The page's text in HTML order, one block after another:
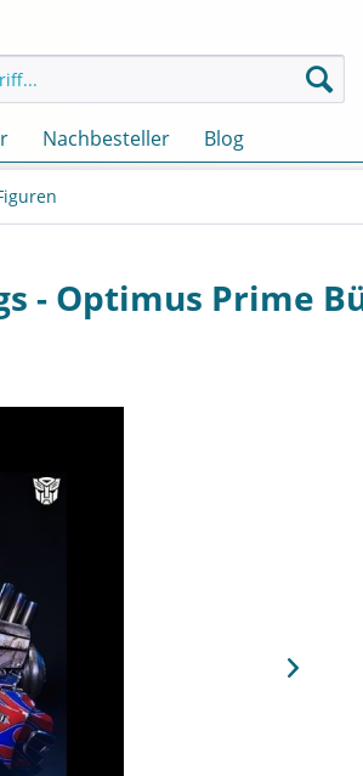
Nachbesteller Blog
- Optimus Prime